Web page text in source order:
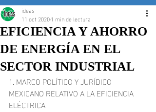
EFICIENCIA Y AHORRO
DE ENERGÍA EN EL
SECTOR INDUSTRIAL
ideas
11 oct 20201 min de lectura
1. MARCO POLÍTICO Y JURÍDICO
MEXICANO RELATIVO A LA EFICIENCIA
ELÉCTRICA